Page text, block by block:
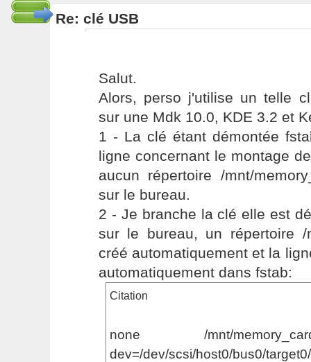
Re: clé USB
Salut.
Alors, perso j'utilise un telle
sur une Mdk 10.0, KDE 3.2 et
1 - La clé étant démontée
ligne concernant le montage
aucun répertoire /mnt/
sur le bureau.
2 - Je branche la clé elle est
sur le bureau, un répertoire /
créé automatiquement et la
automatiquement dans fstab:
Citation
none /mnt/
dev=/dev/scsi/host0/bus0/